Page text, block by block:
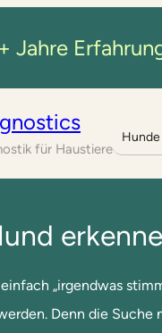
Jahre
für Haustiere
Hunde
„irgendwas
Denn die